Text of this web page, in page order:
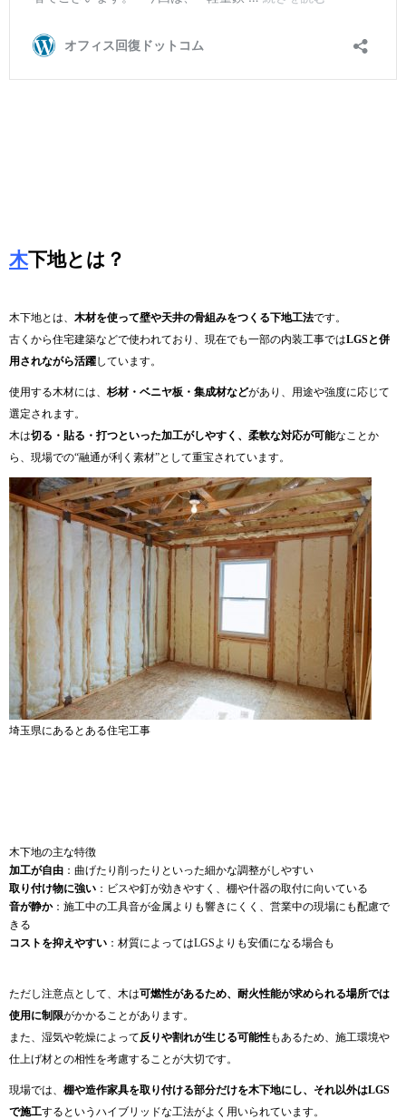
木下地とは？
木下地とは、 木材を使って壁や天井の骨組みをつくる下地工法です。
古くから住宅建築などで使われており、現在でも一部の内装工事ではLGSと併
用されながら活躍しています。
使用する木材には、 杉材・ベニヤ板・集成材などがあり、用途や強度に応じて
選定されます。
木は切る・貼る・打つといった加工がしやすく、柔軟な対応が可能なことか
ら、現場での“融通が利く素材”として重宝されています。
埼玉県にあるとある住宅工事
木下地の主な特徴
加工が自由 ：曲げたり削ったりといった細かな調整がしやすい
取り付け物に強い ：ビスや釘が効きやすく、棚や什器の取付に向いている
音が静か：施工中の工具音が金属よりも響きにくく、営業中の現場にも配慮で
きる
コストを抑えやすい ：材質によってはLGSよりも安価になる場合も
ただし注意点として、木は可燃性があるため、耐火性能が求められる場所では
使用に制限がかかることがあります。
また、湿気や乾燥によって反りや割れが生じる可能性もあるため、施工環境や
仕上げ材との相性を考慮することが大切です。
現場では、 棚や造作家具を取り付ける部分だけを木下地にし、それ以外はLGS
で施工するというハイブリッドな工法がよく用いられています。